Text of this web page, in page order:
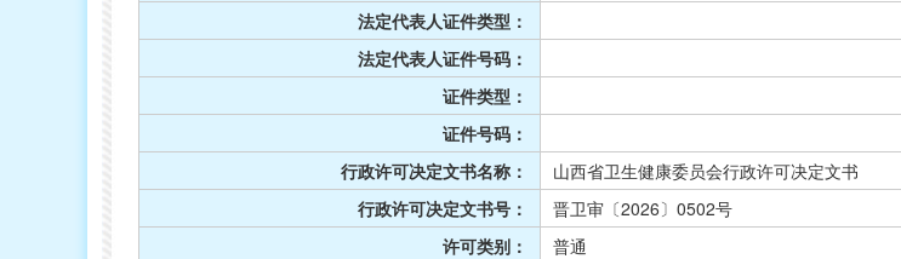
法定代表人证件类型：
法定代表人证件号码：
证件类型：
证件号码：
行政许可决定文书名称：
山西省卫生健康委员会行政许可决定文书
行政许可决定文书号：
晋卫审〔2026〕0502号
许可类别：
普通